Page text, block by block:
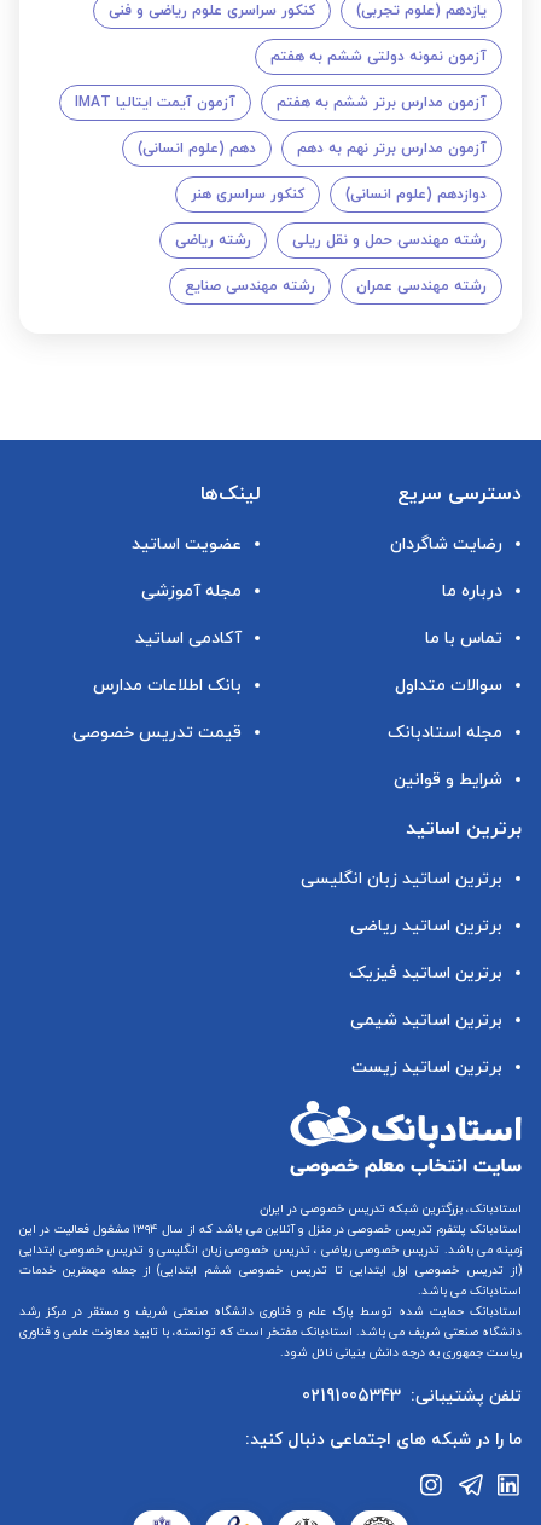
یازدهم (علوم تجربی) کنکور سراسری علوم ریاضی و فنی
آزمون نمونه دولتی ششم به هفتم
آزمون مدارس برتر ششم به هفتم آزمون آیمت ایتالیا IMAT
آزمون مدارس برتر نهم به دهم دهم (علوم انسانی)
دوازدهم (علوم انسانی) کنکور سراسری هنر
رشته مهندسی حمل و نقل ریلی رشته ریاضی
رشته مهندسی عمران رشته مهندسی صنایع
دسترسی سریع
رضایت شاگردان
درباره ما
تماس با ما
سوالات متداول
مجله استادبانک
شرایط و قوانین
لینک‌ها
عضویت اساتید
مجله آموزشی
آکادمی اساتید
بانک اطلاعات مدارس
قیمت تدریس خصوصی
برترین اساتید
برترین اساتید زبان انگلیسی
برترین اساتید ریاضی
برترین اساتید فیزیک
برترین اساتید شیمی
برترین اساتید زیست
استادبانک، بزرگترین شبکه تدریس خصوصی در ایران
استادبانک پلتفرم تدریس خصوصی در منزل و آنلاین
می باشد که از سال ۱۳۹۴ مشغول فعالیت در این
زمینه می باشد. تدریس خصوصی ریاضی ، تدریس خصوصی زبان انگلیسیو تدریس خصوصی ابتدایی
(از تدریس خصوصی اول ابتدایی تا تدریس خصوصی ششم ابتدایی) از جمله مهمترین خدمات
استادبانک می باشد.
استادبانک حمایت شده توسط پارک علم و فناوری دانشگاه صنعتی شریف و مستقر در مرکز رشد
دانشگاه صنعتی شریف می باشد. استادبانک مفتخر است که توانسته، با تایید معاونت علمی و فناوری
ریاست جمهوری به درجه دانش بنیانی نائل شود.
تلفن پشتیبانی: 02191005343
ما را در شبکه های اجتماعی دنبال کنید: